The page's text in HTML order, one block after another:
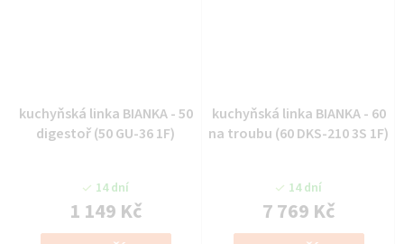
kuchyňská linka BIANKA - 50
digestoř (50 GU-36 1F)
14 dní
1 149 Kč
kuchyňská linka BIANKA - 60
na troubu (60 DKS-210 3S 1F)
14 dní
7 769 Kč